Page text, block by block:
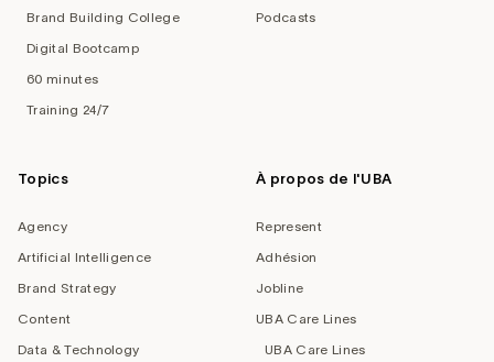
Brand Building College
Digital Bootcamp
60 minutes
Training 24/7
Podcasts
Topics
Agency
Artificial Intelligence
Brand Strategy
Content
Data & Technology
À propos de l'UBA
Represent
Adhésion
Jobline
UBA Care Lines
UBA Care Lines